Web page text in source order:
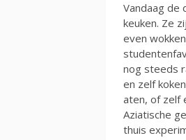
Vandaag de
keuken. Ze
even
nog steeds
en zelf
aten, of zelf
Aziatische
thuis